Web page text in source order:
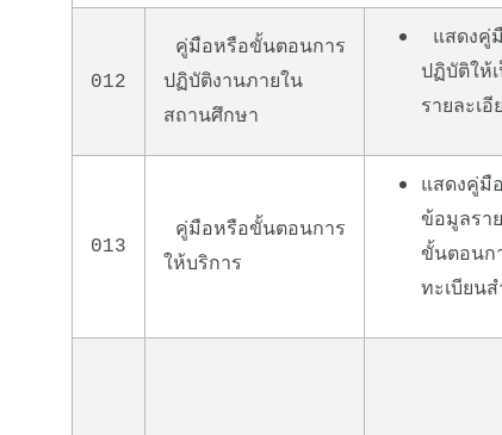
012
คู่มือหรือขั้นตอนการ
ปฏิบัติงานภายใน
สถานศึกษา
แสดงคู่
ปฏิบัติให้
รายละเ
013
คู่มือหรือขั้นตอนการ
ให้บริการ
แสดงคู่มื
ข้อมูลรา
ขั้นตอนก
ทะเบียน